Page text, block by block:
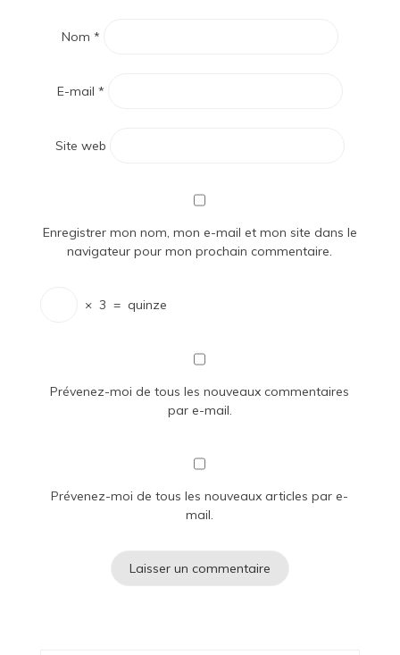
Nom *
E-mail *
Site web
Enregistrer mon nom, mon e-mail et mon site dans le
navigateur pour mon prochain commentaire.
× 3 = quinze
Prévenez-moi de tous les nouveaux commentaires
par e-mail.
Prévenez-moi de tous les nouveaux articles par e-
mail.